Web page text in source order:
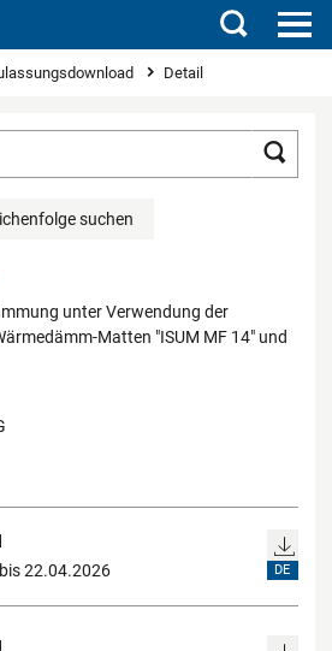
Suchen
Detail
suchen
unter Verwendung der
Matten "ISUM MF 14" und
22.04.2026
DE